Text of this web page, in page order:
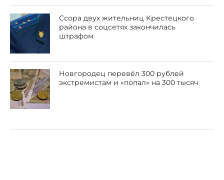
Ссора двух жительниц Крестецкого
района в соцсетях закончилась
штрафом
Новгородец перевёл 300 рублей
экстремистам и «попал» на 300 тысяч